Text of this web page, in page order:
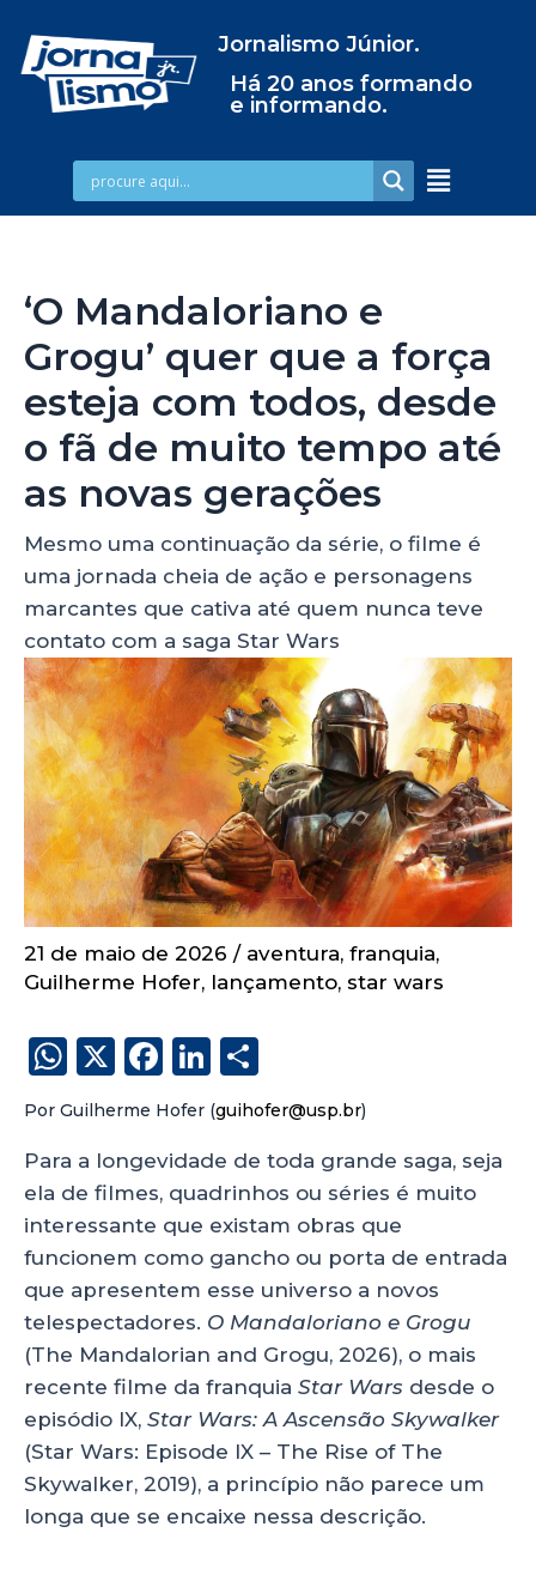
Jornalismo Júnior.
Há 20 anos formando
e informando.
‘O Mandaloriano e
Grogu’ quer que a força
esteja com todos, desde
o fã de muito tempo até
as novas gerações
Mesmo uma continuação da série, o filme é
uma jornada cheia de ação e personagens
marcantes que cativa até quem nunca teve
contato com a saga Star Wars
21 de maio de 2026 / aventura, franquia,
Guilherme Hofer, lançamento, star wars
W
h
a
ts
A
p
p
X
F
a
c
e
b
o
o
k
Li
n
k
e
dI
n
h
a
re
Por Guilherme Hofer (guihofer@usp.br)
Para a longevidade de toda grande saga, seja
ela de filmes, quadrinhos ou séries é muito
interessante que existam obras que
funcionem como gancho ou porta de entrada
que apresentem esse universo a novos
telespectadores. O Mandaloriano e Grogu
(The Mandalorian and Grogu, 2026), o mais
recente filme da franquia Star Wars desde o
episódio IX, Star Wars: A Ascensão Skywalker
(Star Wars: Episode IX – The Rise of The
Skywalker, 2019), a princípio não parece um
longa que se encaixe nessa descrição.